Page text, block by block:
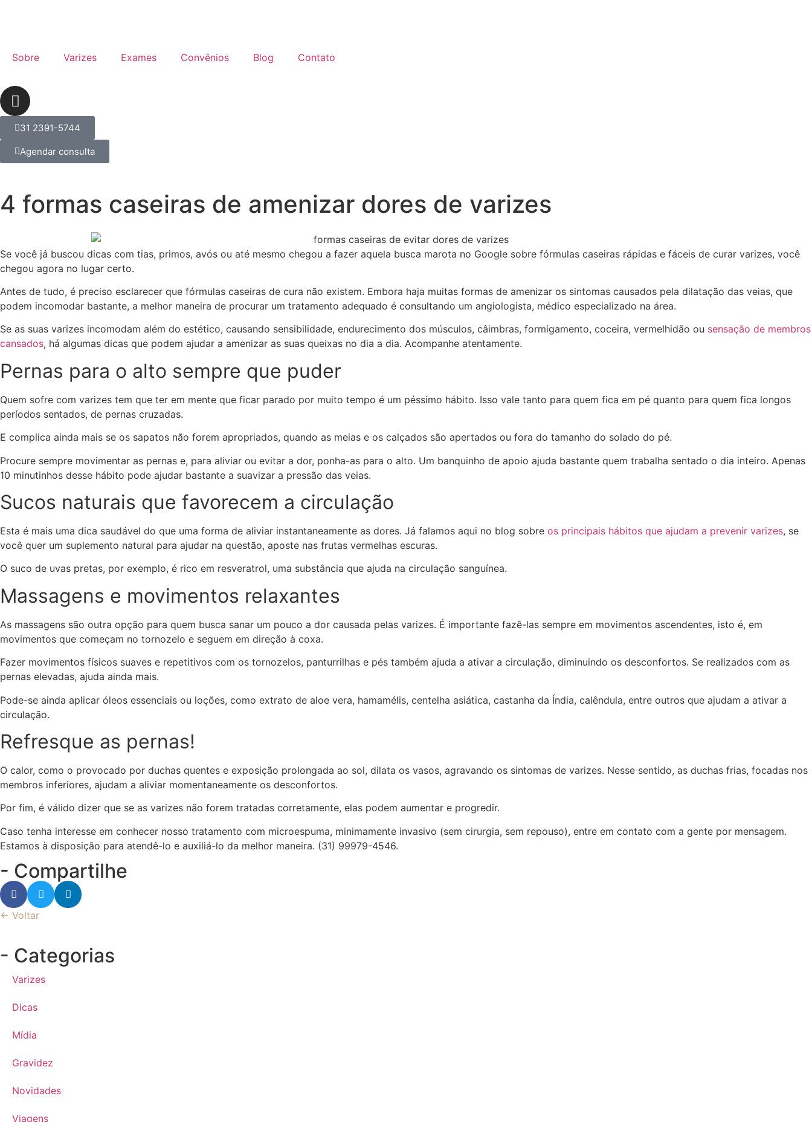
Sobre Varizes Exames Convênios Blog Contato
31 2391-5744
Agendar consulta
4 formas caseiras de amenizar dores de varizes
Se você já buscou dicas com tias, primos, avós ou até mesmo chegou a fazer aquela busca marota no Google sobre fórmulas caseiras rápidas e fáceis de curar varizes, você
chegou agora no lugar certo.
Antes de tudo, é preciso esclarecer que fórmulas caseiras de cura não existem. Embora haja muitas formas de amenizar os sintomas causados pela dilatação das veias, que
podem incomodar bastante, a melhor maneira de procurar um tratamento adequado é consultando um angiologista, médico especializado na área.
Se as suas varizes incomodam além do estético, causando sensibilidade, endurecimento dos músculos, câimbras, formigamento, coceira, vermelhidão ou sensação de membros
cansados, há algumas dicas que podem ajudar a amenizar as suas queixas no dia a dia. Acompanhe atentamente.
Pernas para o alto sempre que puder
Quem sofre com varizes tem que ter em mente que ficar parado por muito tempo é um péssimo hábito. Isso vale tanto para quem fica em pé quanto para quem fica longos
períodos sentados, de pernas cruzadas.
E complica ainda mais se os sapatos não forem apropriados, quando as meias e os calçados são apertados ou fora do tamanho do solado do pé.
Procure sempre movimentar as pernas e, para aliviar ou evitar a dor, ponha-as para o alto. Um banquinho de apoio ajuda bastante quem trabalha sentado o dia inteiro. Apenas
10 minutinhos desse hábito pode ajudar bastante a suavizar a pressão das veias.
Sucos naturais que favorecem a circulação
Esta é mais uma dica saudável do que uma forma de aliviar instantaneamente as dores. Já falamos aqui no blog sobre os principais hábitos que ajudam a prevenir varizes, se
você quer um suplemento natural para ajudar na questão, aposte nas frutas vermelhas escuras.
O suco de uvas pretas, por exemplo, é rico em resveratrol, uma substância que ajuda na circulação sanguínea.
Massagens e movimentos relaxantes
As massagens são outra opção para quem busca sanar um pouco a dor causada pelas varizes. É importante fazê-las sempre em movimentos ascendentes, isto é, em
movimentos que começam no tornozelo e seguem em direção à coxa.
Fazer movimentos físicos suaves e repetitivos com os tornozelos, panturrilhas e pés também ajuda a ativar a circulação, diminuindo os desconfortos. Se realizados com as
pernas elevadas, ajuda ainda mais.
Pode-se ainda aplicar óleos essenciais ou loções, como extrato de aloe vera, hamamélis, centelha asiática, castanha da Índia, calêndula, entre outros que ajudam a ativar a
circulação.
Refresque as pernas!
O calor, como o provocado por duchas quentes e exposição prolongada ao sol, dilata os vasos, agravando os sintomas de varizes. Nesse sentido, as duchas frias, focadas nos
membros inferiores, ajudam a aliviar momentaneamente os desconfortos.
Por fim, é válido dizer que se as varizes não forem tratadas corretamente, elas podem aumentar e progredir.
Caso tenha interesse em conhecer nosso tratamento com microespuma, minimamente invasivo (sem cirurgia, sem repouso), entre em contato com a gente por mensagem.
Estamos à disposição para atendê-lo e auxiliá-lo da melhor maneira. (31) 99979-4546.
- Compartilhe
← Voltar
- Categorias
Varizes
Dicas
Mídia
Gravidez
Novidades
Viagens